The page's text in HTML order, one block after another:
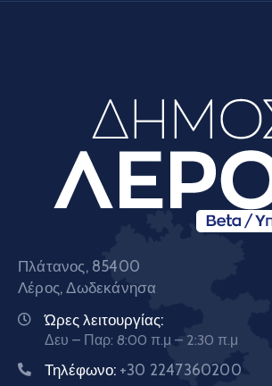
Πλάτανος, 85400
Λέρος, Δωδεκάνησα
Ώρες λειτουργίας:
Δευ – Παρ: 8:00 π.μ – 2:30 π.μ
Τηλέφωνο: +30 2247360200